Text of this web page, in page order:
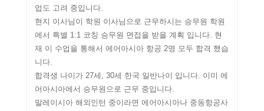
업도 고려 중입니다.
현지 이사님이 학원 이사님으로 근무하시는 승무원 학원
에서 특별 1:1 코칭 승무원 면접을 받을 계획 입니다. 현
재 이 수업을 통해서 에어아시아 항공 2명 모두 합격 했습
니다.
합격생 나이가 27세, 30세 한국 일반나이 입니다. 이미 에
어아시아에서 승무원으로 근무 중입니다.
말레이시아 해외인턴 중이라면 에어아시아나 중동항공사